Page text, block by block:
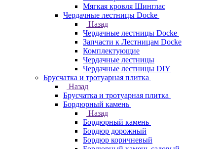
Мягкая кровля Шинглас
Чердачные лестницы Docke
Назад
Чердачные лестницы Docke
Запчасти к Лестницам Docke
Комплектующие
Чердачные лестницы
Чердачные лестницы DIY
Брусчатка и тротуарная плитка
Назад
Брусчатка и тротуарная плитка
Бордюрный камень
Назад
Бордюрный камень
Бордюр дорожный
Бордюр коричневый